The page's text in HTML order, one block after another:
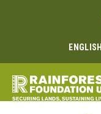
ENGLISH